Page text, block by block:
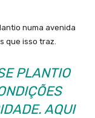
numa avenida
que isso traz.
PLANTIO
AQUI